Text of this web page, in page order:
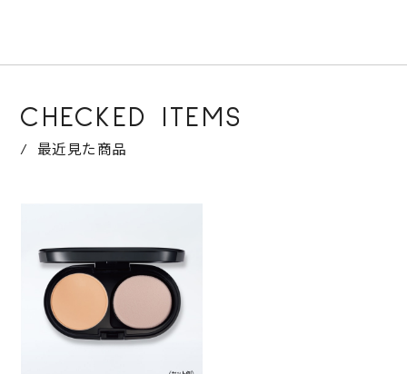
CHECKED ITEMS
最近見た商品